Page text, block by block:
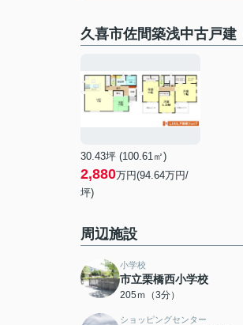
久喜市佐間築浅中古戸
30.43坪 (100.61㎡)
2,880万円(94.64万円/
坪)
周辺施設
小学校
市立栗橋西小学校
205ｍ（3分）
ショッピングセンター